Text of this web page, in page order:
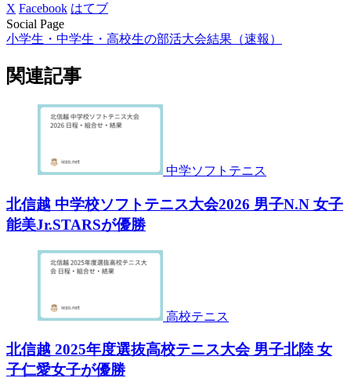
X Facebook はてブ
Social Page
小学生・中学生・高校生の部活大会結果（速報）
関連記事
中学ソフトテニス
北信越 中学校ソフトテニス大会2026 男子N.N 女子
能美Jr.STARSが優勝
高校テニス
北信越 2025年度選抜高校テニス大会 男子北陸 女
子仁愛女子が優勝